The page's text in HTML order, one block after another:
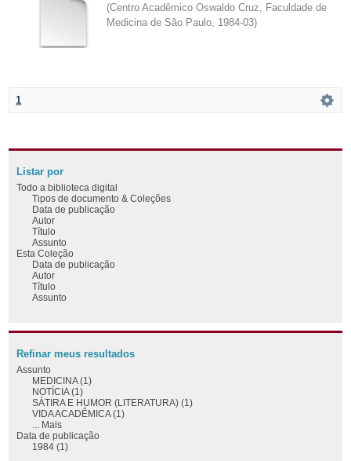
(Centro Acadêmico Oswaldo Cruz, Faculdade de
Medicina de São Paulo 1984-03)
1
Listar por
Todo a biblioteca digital
Tipos de documento & Coleções
Data de publicação
Autor
Título
Assunto
Esta Coleção
Data de publicação
Autor
Título
Assunto
Refinar meus resultados
Assunto
MEDICINA (1)
NOTÍCIA (1)
SÁTIRA E HUMOR (LITERATURA) (1)
VIDA ACADÊMICA (1)
... Mais
Data de publicação
1984 (1)